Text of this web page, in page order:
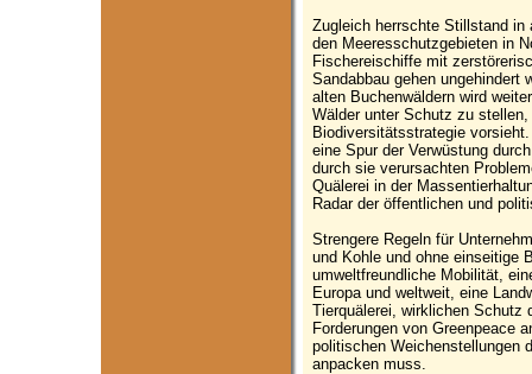
Zugleich herrschte Stillstand in
den Meeresschutzgebieten in
Fischereischiffe mit
Sandabbau gehen ungehindert
alten Buchenwäldern wird
Wälder unter Schutz zu
Biodiversitätsstrategie
eine Spur der Verwüstung
durch sie verursachten
Quälerei in der
Radar der öffentlichen und
Strengere Regeln für
und Kohle und ohne einseitige
umweltfreundliche Mobilität,
Europa und weltweit, eine
Tierquälerei, wirklichen Schutz
Forderungen von Greenpeace
politischen Weichenstellungen
anpacken muss.